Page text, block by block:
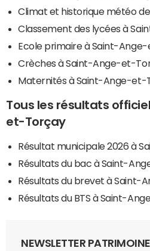
Climat et historique météo
Classement des lycées à
Ecole primaire à Saint-
Crèches à Saint-Ange-et-
Maternités à Saint-Ange-et-
Tous les résultats
et-Torçay
Résultat municipale 2026 à
Résultats du bac à Saint-
Résultats du brevet à Saint-
Résultats du BTS à Saint-
NEWSLETTER PATRIMOINE